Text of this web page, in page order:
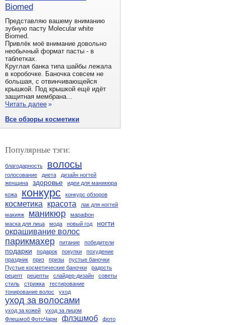
Biomed
Представляю вашему вниманию
зубную пасту Molecular white
Biomed.
Привлёк моё внимание довольно
необычный формат пасты - в
таблетках.
Круглая банка типа шайбы лежала
в коробочке. Баночка совсем не
большая, с отвинчивающейся
крышкой. Под крышкой ещё идёт
защитная мембрана...
Читать далее »
Все обзоры косметики
Популярные тэги:
благодарность волосы
голосование диета
дизайн ногтей
женщина
здоровье
идеи для маникюра
кожа
конкурс конкурс обзоров
косметика красота
лак для ногтей
макияж
маникюр
марафон
маска для лица
мода новый год ногти
окрашивание волос
парикмахер питание победители
подарки подарок покупки
похудение
праздник
приз призы
пустые баночки
Пустые косметические баночки
радость
рецепт
рецепты слайдер-дизайн
советы
стиль
стрижка
тестирование
тонирование волос
уход
уход за волосами
уход за кожей
уход за лицом
Флешмоб ФотоЧарм
флэшмоб фото